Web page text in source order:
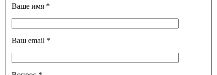
Ваше имя *
Ваш email *